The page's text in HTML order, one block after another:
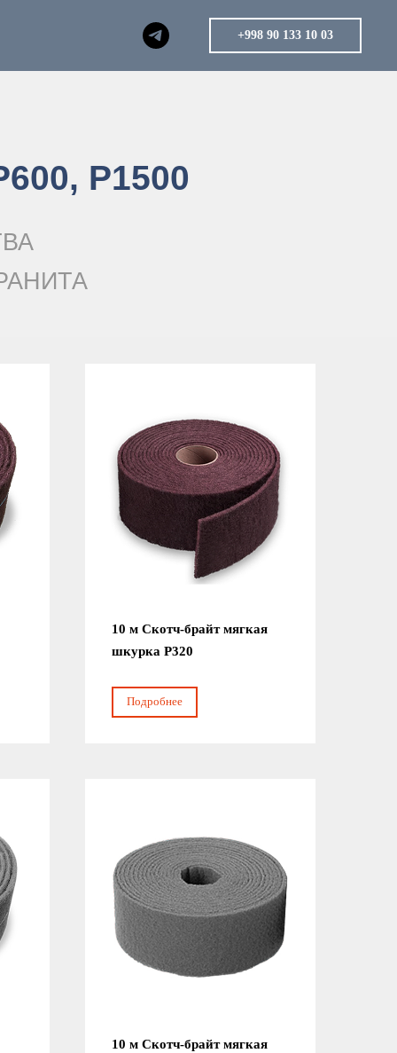
+998 90 133 10 03
Р1500
10 м Скотч-брайт мягкая
шкурка Р320
Подробнее
10 м Скотч-брайт мягкая